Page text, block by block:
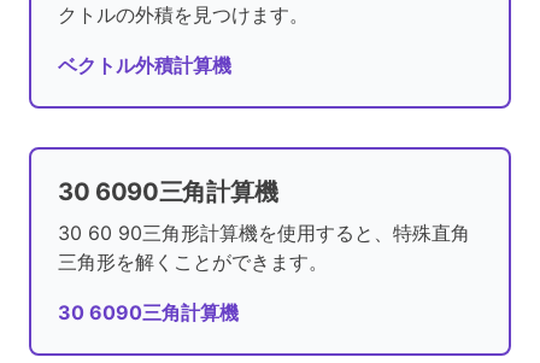
クトルの外積を見つけます。
ベクトル外積計算機
30 6090三角計算機
30 60 90三角形計算機を使用すると、特殊直角
三角形を解くことができます。
30 6090三角計算機